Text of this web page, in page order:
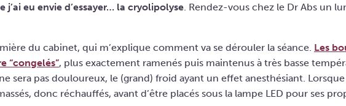
j’ai eu envie d’essayer… la cryolipolyse . Rendez-vous chez le Dr Abs un
du cabinet, qui m’explique comment va se dérouler la séance. Les
“congelés”, plus exactement ramenés puis maintenus à très basse
sera pas douloureux, le (grand) froid ayant un effet anesthésiant. Lorsque
donc réchauffés, avant d’être placés sous la lampe LED pour ses